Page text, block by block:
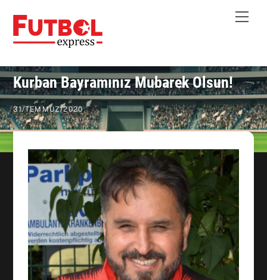
content
Kurban Bayramınız Mubarek Olsun!
31/TEMMUZ/2020